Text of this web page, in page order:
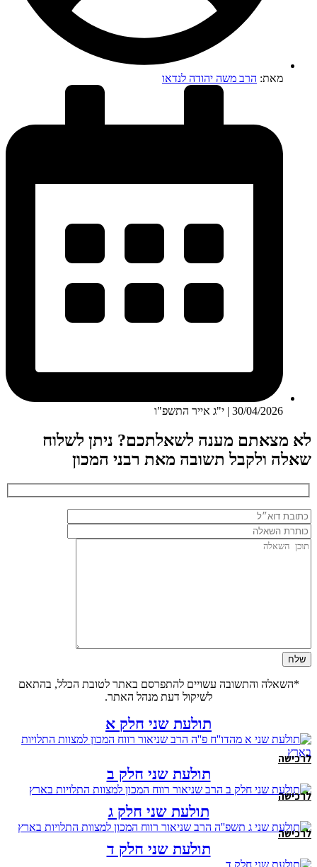
מאת: הרב משה יהודה לנדאו
30/04/2026 | י"ג אייר התשפ"ו
לא מצאתם מענה לשאלתכם? ניתן לשלוח
שאלה ולקבל תשובה מאת רבני המכון
*השאלה והתשובה עשויים להתפרסם באתר לטובת הכלל, בהתאם
לשיקול דעת מנהל האתר.
תולעת שני חלק א
לרכישה
תולעת שני חלק ב
לרכישה
תולעת שני חלק ג
לרכישה
תולעת שני חלק ד